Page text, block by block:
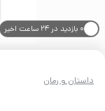
۰ بازدید در ۲۴ ساعت اخیر
داستان و رمان